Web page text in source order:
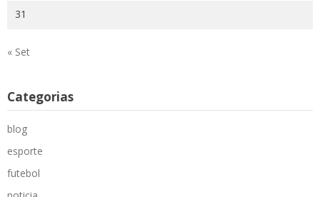
31
« Set
Categorias
blog
esporte
futebol